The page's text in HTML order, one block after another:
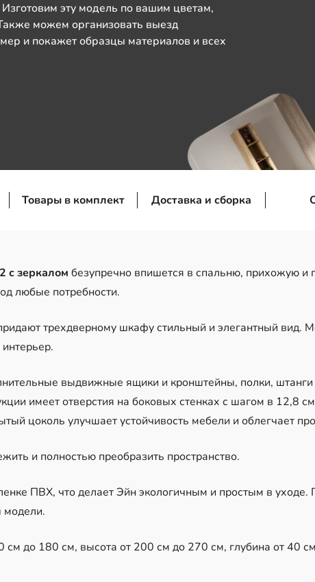
эту модель по вашим цветам,
можем организовать выезд
и покажет образцы материалов и всех
Товары в комплект Доставка и сборка
с зеркалом безупречно впишется в спальню, прихожую и
любые потребности.
трехдверному шкафу стильный и элегантный вид.
выдвижные ящики и кронштейны, полки, штанги
имеет отверстия на боковых стенках с шагом в 12,8
цоколь улучшает устойчивость мебели и облегчает
и полностью преобразить пространство.
ПВХ, что делает Эйн экологичным и простым в уходе.
модели.
до 180 см, высота от 200 см до 270 см, глубина от 40